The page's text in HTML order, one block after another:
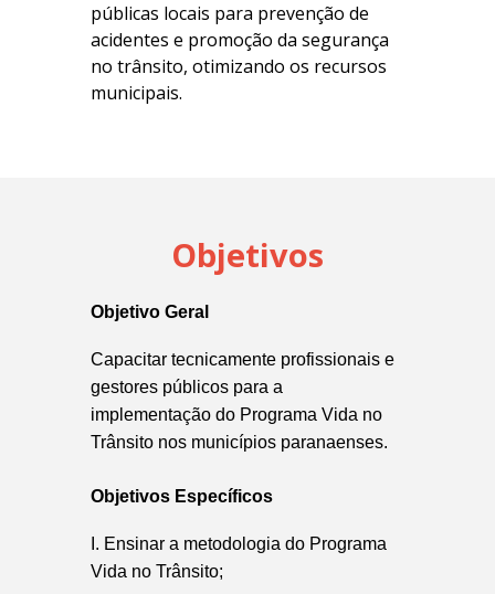
públicas locais para prevenção de
acidentes e promoção da segurança
no trânsito, otimizando os recursos
municipais.
Objetivos
Objetivo Geral
Capacitar tecnicamente profissionais e
gestores públicos para a
implementação do Programa Vida no
Trânsito nos municípios paranaenses.
Objetivos Específicos
I. Ensinar a metodologia do Programa
Vida no Trânsito;